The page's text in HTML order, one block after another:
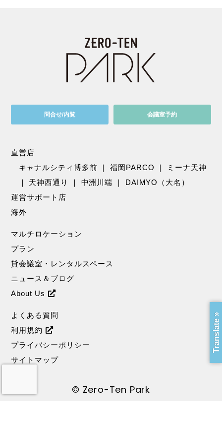
問合せ/内覧 会議室予約
直営店
キャナルシティ博多前 ｜福岡PARCO ｜
ミーナ天神
｜ 天神西通り ｜ 中洲川端 ｜ DAIMYO（大名）
運営サポート店
海外
マルチロケーション
プラン
貸会議室・レンタルスペース
ニュース＆ブログ
About Us
よくある質問
利用規約
プライバシーポリシー
サイトマップ
© Zero-Ten Park
Translate »